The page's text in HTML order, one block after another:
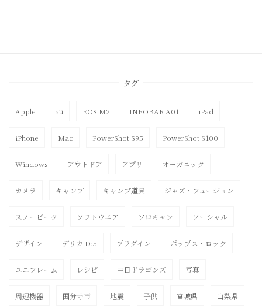
タグ
Apple au EOS M2 INFOBAR A01 iPad
iPhone Mac PowerShot S95 PowerShot S100
Windows アウトドア アプリ オーガニック
カメラ キャンプ キャンプ道具 ジャズ・フュージョン
スノーピーク ソフトウエア ソロキャン ソーシャル
デザイン デリカ D:5 プラグイン ポップス・ロック
ユニフレーム レシピ 中日ドラゴンズ 写真
周辺機器 国分寺市 地震 子供 宮城県 山梨県